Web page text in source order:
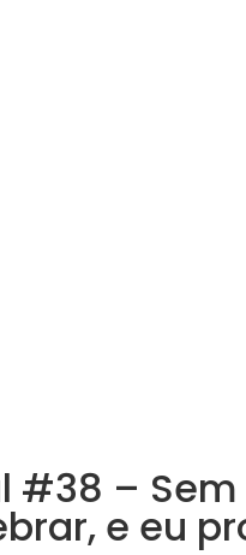
#38 –
e eu